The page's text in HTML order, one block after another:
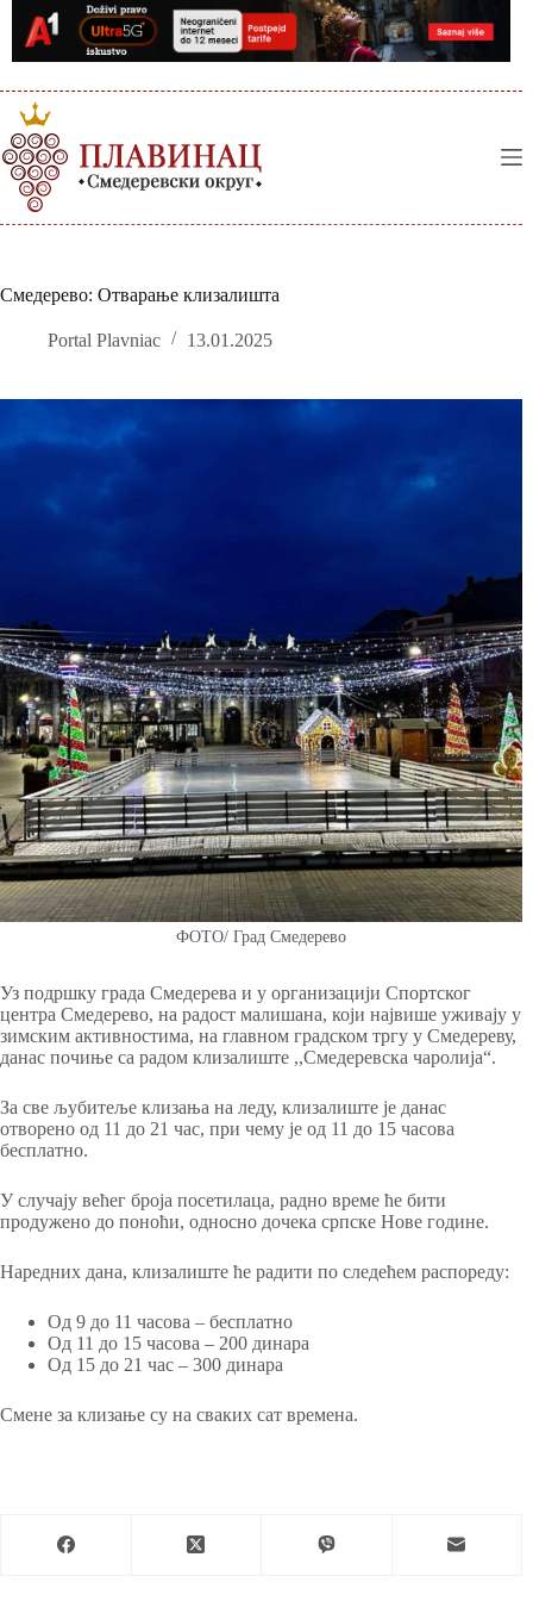
content
Смедерево: Отварање клизалишта
Portal Plavniac 13.01.2025
ФОТО/ Град Смедерево
Уз подршку града Смедерева и у организацији Спортског
центра Смедерево, на радост малишана, који највише уживају у
зимским активностима, на главном градском тргу у Смедереву,
данас почиње са радом клизалиште ,,Смедеревска чаролија“.
За све љубитеље клизања на леду, клизалиште је данас
отворено од 11 до 21 час, при чему је од 11 до 15 часова
бесплатно.
У случају већег броја посетилаца, радно време ће бити
продужено до поноћи, односно дочека српске Нове године.
Наредних дана, клизалиште ће радити по следећем распореду:
Од 9 до 11 часова – бесплатно
Од 11 до 15 часова – 200 динара
Од 15 до 21 час – 300 динара
Смене за клизање су на сваких сат времена.